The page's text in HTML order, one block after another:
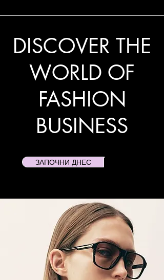
DISCOVER THE
WORLD OF
FASHION
BUSINESS
ЗАПОЧНИ ДНЕС